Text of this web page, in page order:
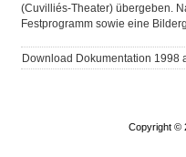
(Cuvilliés-Theater) übergeben.
Festprogramm sowie eine
Download Dokumentation 1998
Copyright ©